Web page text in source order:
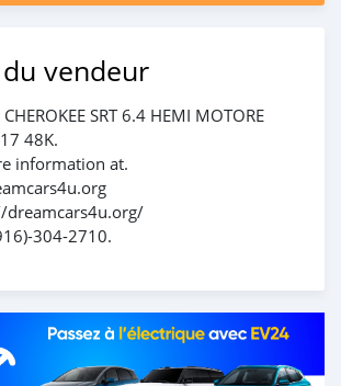
vendeur
SRT 6.4 HEMI MOTORE
48K.
information at.
dreamcars4u.org/
304-2710‬.